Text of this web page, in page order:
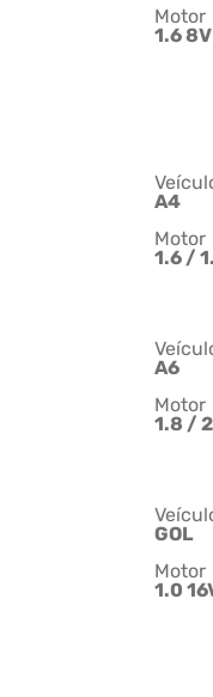
Motor
1.6
A4
Motor
1.6 /
A6
Motor
1.8 /
GOL
Motor
1.0